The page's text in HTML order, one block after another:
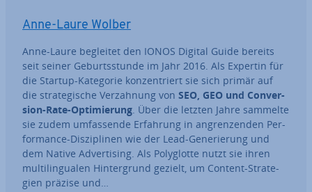
Anne-Laure Wolber
Anne-Laure begleitet den IONOS Digital Guide bereits
seit seiner Ge­burts­stun­de im Jahr 2016. Als Expertin für
die Startup-Kategorie kon­zen­triert sie sich primär auf
die stra­te­gi­sche Ver­zah­nung von SEO, GEO und Con­ver­
si­on-Rate-Op­ti­mie­rung . Über die letzten Jahre sammelte
sie zudem um­fas­sen­de Erfahrung in an­gren­zen­den Per­
for­mance-Dis­zi­pli­nen wie der Lead-Ge­ne­rie­rung und
dem Native Ad­ver­ti­sing. Als Po­ly­glot­te nutzt sie ihren
mul­ti­l­in­gua­len Hin­ter­grund gezielt, um Content-Stra­te­
gien präzise und…